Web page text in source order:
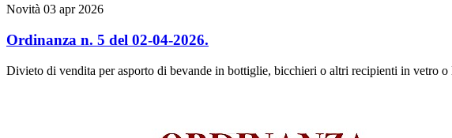
Novità 03 apr 2026
Ordinanza n. 5 del 02-04-2026.
Divieto di vendita per asporto di bevande in bottiglie, bicchieri o altri recipienti in vetro